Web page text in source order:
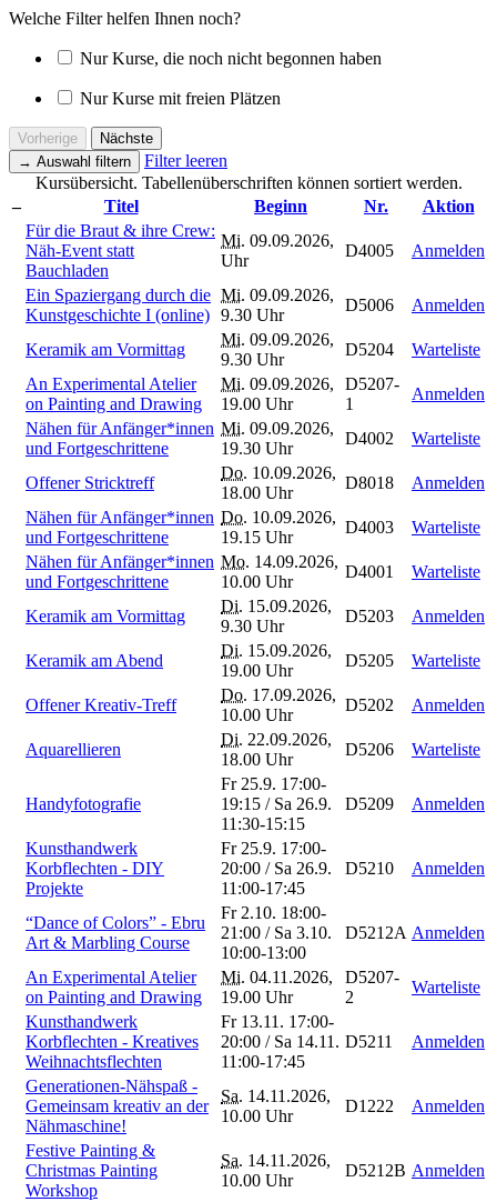
Welche Filter helfen Ihnen noch?
Nur Kurse, die noch nicht begonnen haben
Nur Kurse mit freien Plätzen
Vorherige
Nächste
→ Auswahl filtern
Filter leeren
Kursübersicht. Tabellenüberschriften können sortiert werden.
–
Titel Beginn Nr.
Aktion
Für die Braut & ihre Crew:
Näh-Event statt
Bauchladen
Mi. 09.09.2026,
Uhr
D4005 Anmelden
Ein Spaziergang durch die
Kunstgeschichte I (online)
Mi. 09.09.2026,
9.30 Uhr
D5006 Anmelden
Keramik am Vormittag
Mi. 09.09.2026,
9.30 Uhr
D5204
Warteliste
An Experimental Atelier
on Painting and Drawing
Mi. 09.09.2026,
19.00 Uhr
D5207-
1
Anmelden
Nähen für Anfänger*innen
und Fortgeschrittene
Mi. 09.09.2026,
19.30 Uhr
D4002 Warteliste
Offener Stricktreff
Do. 10.09.2026,
18.00 Uhr
D8018
Anmelden
Nähen für Anfänger*innen
und Fortgeschrittene
Do. 10.09.2026,
19.15 Uhr
D4003
Warteliste
Nähen für Anfänger*innen
und Fortgeschrittene
Mo. 14.09.2026,
10.00 Uhr
D4001 Warteliste
Keramik am Vormittag
Di. 15.09.2026,
9.30 Uhr
D5203 Anmelden
Keramik am Abend
Di. 15.09.2026,
19.00 Uhr
D5205 Warteliste
Offener Kreativ-Treff
Do. 17.09.2026,
10.00 Uhr
D5202 Anmelden
Aquarellieren
Di. 22.09.2026,
18.00 Uhr
D5206 Warteliste
Handyfotografie
Fr 25.9. 17:00-
19:15 / Sa 26.9.
11:30-15:15
D5209 Anmelden
Kunsthandwerk
Korbflechten - DIY
Projekte
Fr 25.9. 17:00-
20:00 / Sa 26.9.
11:00-17:45
D5210 Anmelden
“Dance of Colors” - Ebru
Art & Marbling Course
Fr 2.10. 18:00-
21:00 / Sa 3.10.
10:00-13:00
D5212A Anmelden
An Experimental Atelier
on Painting and Drawing
Mi. 04.11.2026,
19.00 Uhr
D5207-
2
Warteliste
Kunsthandwerk
Korbflechten - Kreatives
Weihnachtsflechten
Fr 13.11. 17:00-
20:00 / Sa 14.11.
11:00-17:45
D5211 Anmelden
Generationen-Nähspaß -
Gemeinsam kreativ an der
Nähmaschine!
Sa. 14.11.2026,
10.00 Uhr
D1222 Anmelden
Festive Painting &
Christmas Painting
Workshop
Sa. 14.11.2026,
10.00 Uhr
D5212B Anmelden